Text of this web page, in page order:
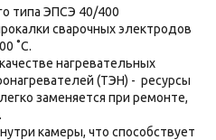
типа ЭПСЭ 40/400
сварочных электродов
˚С.
нагревательных
(ТЭН) - ресурсы
заменяется при ремонте,
камеры, что способствует